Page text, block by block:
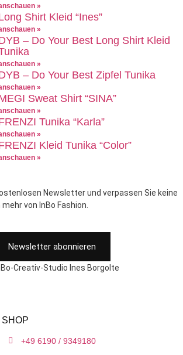
»
Shirt Kleid “Ines”
»
– Do Your Best Long Shirt Kleid
»
– Do Your Best Zipfel Tunika
»
Sweat Shirt “SINA”
»
Tunika “Karla”
»
Kleid Tunika “Color”
»
Newsletter und verpassen Sie keine
von InBo Fashion.
Newsletter abonnieren
+49 6190 / 9349180